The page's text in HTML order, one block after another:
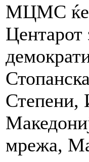
МЦМС ќе
Центарот
Степени,
мрежа,